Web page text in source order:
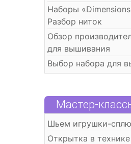
Наборы
Разбор ниток
Обзор
для вышивания
Выбор набора для
Мастер-
Шьем игрушки-
Открытка в